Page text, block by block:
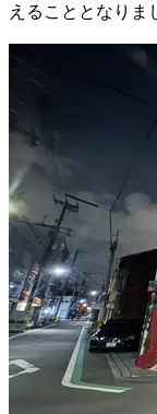
えることとなりま